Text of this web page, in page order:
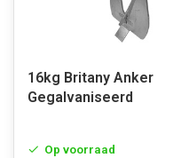
16kg Britany Anker
Gegalvaniseerd
Op voorraad